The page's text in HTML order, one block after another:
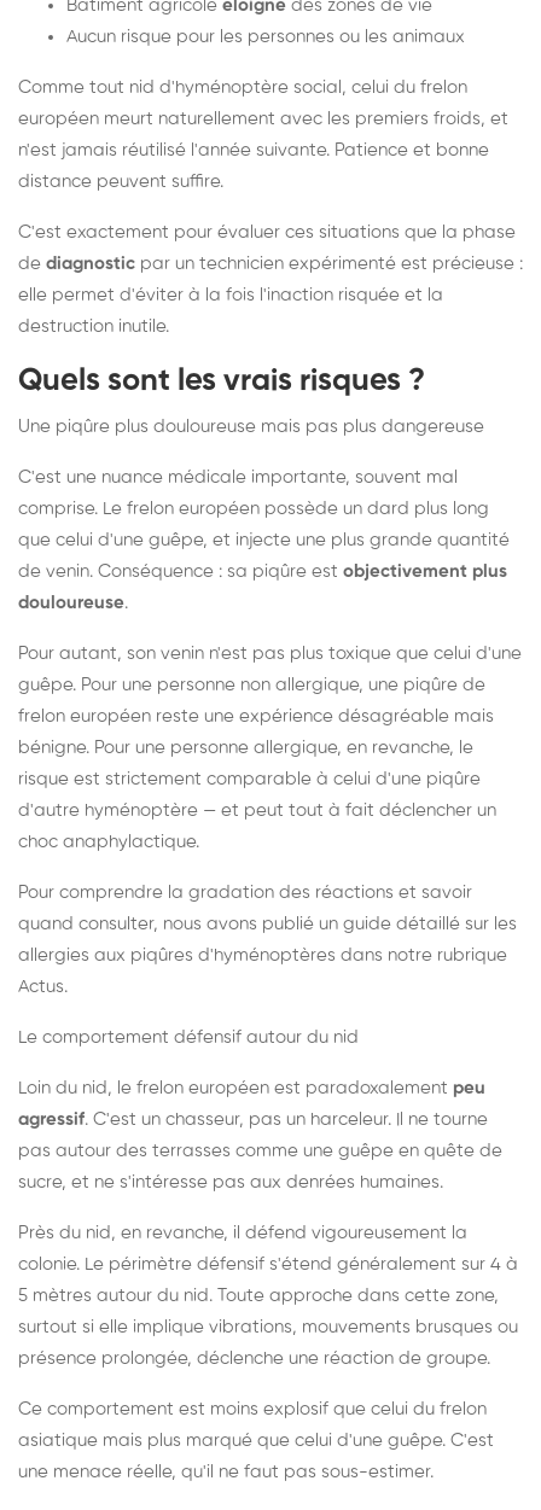
Bâtiment agricole éloigné des zones de vie
Aucun risque pour les personnes ou les animaux
Comme tout nid d'hyménoptère social, celui du frelon
européen meurt naturellement avec les premiers froids, et
n'est jamais réutilisé l'année suivante. Patience et bonne
distance peuvent suffire.
C'est exactement pour évaluer ces situations que la phase
de diagnostic par un technicien expérimenté est précieuse :
elle permet d'éviter à la fois l'inaction risquée et la
destruction inutile.
Quels sont les vrais risques ?
Une piqûre plus douloureuse mais pas plus dangereuse
C'est une nuance médicale importante, souvent mal
comprise. Le frelon européen possède un dard plus long
que celui d'une guêpe, et injecte une plus grande quantité
de venin. Conséquence : sa piqûre est objectivement plus
douloureuse.
Pour autant, son venin n'est pas plus toxique que celui d'une
guêpe. Pour une personne non allergique, une piqûre de
frelon européen reste une expérience désagréable mais
bénigne. Pour une personne allergique, en revanche, le
risque est strictement comparable à celui d'une piqûre
d'autre hyménoptère — et peut tout à fait déclencher un
choc anaphylactique.
Pour comprendre la gradation des réactions et savoir
quand consulter, nous avons publié un guide détaillé sur les
allergies aux piqûres d'hyménoptères dans notre rubrique
Actus.
Le comportement défensif autour du nid
Loin du nid, le frelon européen est paradoxalement peu
agressif. C'est un chasseur, pas un harceleur. Il ne tourne
pas autour des terrasses comme une guêpe en quête de
sucre, et ne s'intéresse pas aux denrées humaines.
Près du nid, en revanche, il défend vigoureusement la
colonie. Le périmètre défensif s'étend généralement sur 4 à
5 mètres autour du nid. Toute approche dans cette zone,
surtout si elle implique vibrations, mouvements brusques ou
présence prolongée, déclenche une réaction de groupe.
Ce comportement est moins explosif que celui du frelon
asiatique mais plus marqué que celui d'une guêpe. C'est
une menace réelle, qu'il ne faut pas sous-estimer.